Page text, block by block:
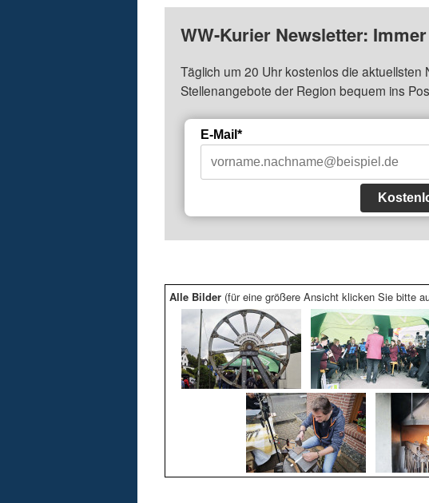
WW-Kurier Newsletter:
Täglich um 20 Uhr kostenlos die
Stellenangebote der Region bequem ins
E-Mail*
Alle Bilder (für eine größere Ansicht klicken Sie bitte